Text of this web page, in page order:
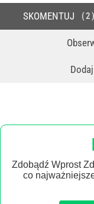
SKOMENTUJ 2
Zdobądź Wprost
co